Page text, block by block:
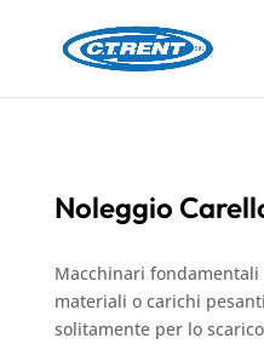
Noleggio
Macchinari
materiali o carichi
solitamente per lo